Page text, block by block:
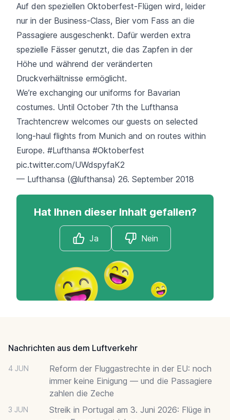
Auf den speziellen Oktoberfest-Flügen wird, leider
nur in der Business-Class, Bier vom Fass an die
Passagiere ausgeschenkt. Dafür werden extra
spezielle Fässer genutzt, die das Zapfen in der
Höhe und während der veränderten
Druckverhältnisse ermöglicht.
We’re exchanging our uniforms for Bavarian
costumes. Until October 7th the Lufthansa
Trachtencrew welcomes our guests on selected
long-haul flights from Munich and on routes within
Europe. #Lufthansa #Oktoberfest
pic.twitter.com/UWdspyfaK2
— Lufthansa (@lufthansa) 26. September 2018
Hat Ihnen dieser Inhalt gefallen?
Ja Nein
Nachrichten aus dem Luftverkehr
4 JUN
Reform der Fluggastrechte in der EU: noch
immer keine Einigung — und die Passagiere
zahlen die Zeche
3 JUN
Streik in Portugal am 3. Juni 2026: Flüge in